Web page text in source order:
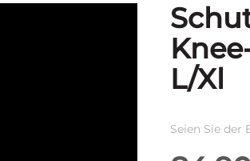
L/Xl
Seien Sie der